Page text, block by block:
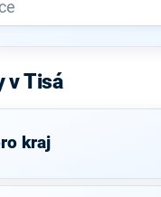
v Tisá
kraj